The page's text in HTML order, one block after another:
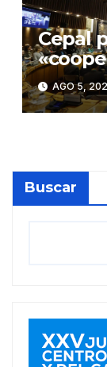
Cepal
global
AGO 5,
Buscar